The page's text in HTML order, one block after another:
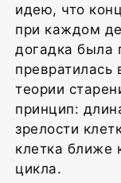
идею, что
при каждом
догадка была
превратилась
теории
принцип:
зрелости
клетка ближе
цикла.